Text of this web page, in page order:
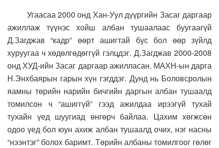
Угаасаа 2000 онд Хан-Уул дүүргийн Засаг даргаар
ажиллаж түүнэс хойш албан тушаалаас буугаагүй
Д.Загджав “кадр” өөрт ашигтай бус бол өөр зүйлд
хуруугаа ч хөдөлгөдөггүй гэлцдэг. Д.Загджав 2000-2008
онд ХУД-ийн Засаг даргаар ажилласан. МАХН-ын дарга
Н.Энхбаярын гарын хүн гэгддэг. Дунд нь Боловсролын
яамны төрийн нарийн бичгийн даргын албан тушаалд
томилсон ч “ашиггүй” гээд ажилдаа ирээгүй тухай
тухайн үед шуугиад өнгөрч байлаа. Цахим хөгжсөн
одоо үед бол юун ахиж албан тушаалд очих, нэг насны
“нээнтэг” болох баримт. Төрийн албаны томилгоог гөлөг